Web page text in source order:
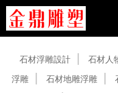
石材浮雕設計 石材人
浮雕
石材地雕浮雕